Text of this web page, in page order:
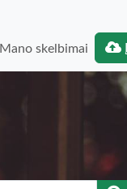
Mano skelbimai